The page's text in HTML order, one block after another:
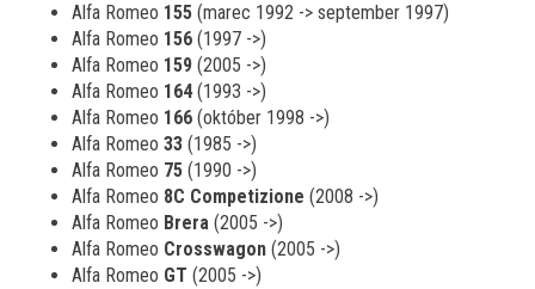
Alfa Romeo 155 (marec 1992 -> september 1997)
Alfa Romeo 156 (1997 ->)
Alfa Romeo 159 (2005 ->)
Alfa Romeo 164(1993 ->)
Alfa Romeo 166 (október 1998 ->)
Alfa Romeo 33 (1985 ->)
Alfa Romeo 75 (1990 ->)
Alfa Romeo 8C Competizione (2008 ->)
Alfa Romeo Brera (2005 ->)
Alfa Romeo Crosswagon (2005 ->)
Alfa Romeo GT (2005 ->)